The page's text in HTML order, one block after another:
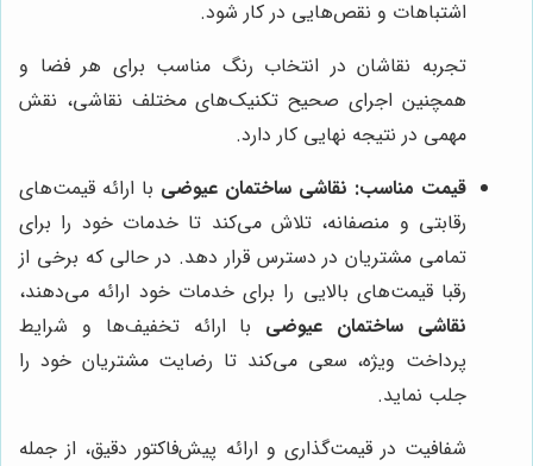
اشتباهات و نقص‌هایی در کار شود.
تجربه نقاشان در انتخاب رنگ مناسب برای هر فضا و
همچنین اجرای صحیح تکنیک‌های مختلف نقاشی، نقش
مهمی در نتیجه نهایی کار دارد.
قیمت مناسب: نقاشی ساختمان عیوضی با ارائه قیمت‌های
رقابتی و منصفانه، تلاش می‌کند تا خدمات خود را برای
تمامی مشتریان در دسترس قرار دهد. در حالی که برخی از
رقبا قیمت‌های بالایی را برای خدمات خود ارائه می‌دهند،
نقاشی ساختمان عیوضی با ارائه تخفیف‌ها و شرایط
پرداخت ویژه، سعی می‌کند تا رضایت مشتریان خود را
جلب نماید.
شفافیت در قیمت‌گذاری و ارائه پیش‌فاکتور دقیق، از جمله